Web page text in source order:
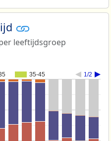
leeftijdsgroep
35-45 1/2